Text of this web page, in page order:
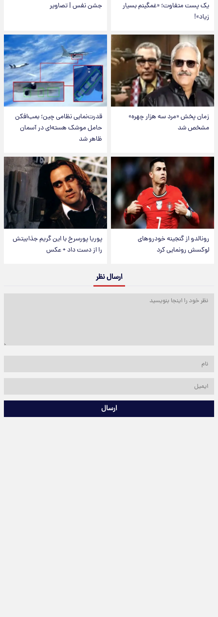
یک پست متفاوت؛ «غمگینم بسیار
زیاد»!
جشن نفس | تصاویر
زمان پخش «مرد سه هزار چهره»
مشخص شد
قدرت‌نمایی نظامی چین؛ بمب‌افکن
حامل موشک هسته‌ای در آسمان
ظاهر شد
رونالدو از گنجینه خودروهای
لوکسش رونمایی کرد
پوریا پورسرخ با این گریم جذابیتش
را از دست داد + عکس
ارسال نظر
ارسال